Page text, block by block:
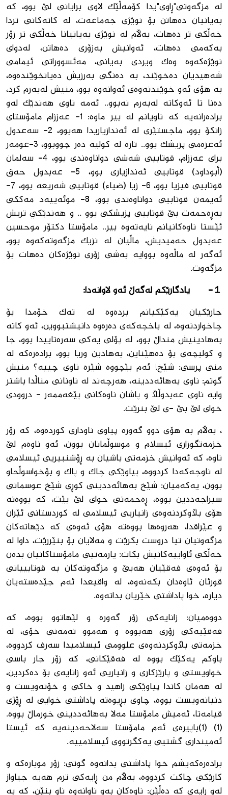
له‌ مزگه‌وتی"ڕاوی"یدا كۆمه‌ڵێک لاوی برایانی لێ بوو، كه‌
به‌یانیان ده‌هاتن بۆ نوێژی جه‌ماعه‌ت، له‌ كاته‌كانی تردا
خه‌ڵكی تر ده‌هات، به‌ڵام له ‌نوێژی به‌یانیانا خه‌ڵكی تر زۆر
به‌كه‌می ده‌هات، ئه‌وانیش به‌زۆری ده‌هاتن، له‌دوای
نوێژه‌كه‌وه‌ وه‌ك ویردی به‌یانی، مه‌ئسووراتی ئیمامی
شه‌هیدیان ده‌خوێند، به‌ ده‌نگی به‌رزيش ده‌یانخوێنده‌وه‌،
به‌ هۆی ئه‌و خوێندنه‌وه‌ی ئه‌وانه‌وه‌ بوو، منیش له‌به‌رم كرد،
ده‌نا تا ئه‌وكاته‌ له‌به‌رم نه‌بوو.. ئه‌مه‌ ناوی هه‌ندێك له‌و
براده‌رانه‌یه‌ كه‌ ناویانم له ‌بیر ماوه‌: 1- عه‌ززام مامۆستای
زانكۆ بوو، ماجستێری له‌ ئه‌ندازیاریدا هه‌بوو، 2- سه‌عدول
ئه‌عزه‌می پزیشك بوو.. تازه‌ له‌ كولیه‌ ده‌ر چووبوو، 3-عومه‌ر
برای عه‌ززام، قوتابیی شه‌شی دواناوه‌ندی بوو، 4- سه‌لمان
(أبوداود) قوتابیی ئه‌ندازیاری بوو، 5- عه‌بدول حه‌ق
قوتابیی فيزيا بوو، 6- زیا (ضیاء) قوتابیی شه‌ريعه‌ بوو، 7-
ئه‌یمەن قوتابیی دواناوه‌ندی بوو، 8- موئه‌ییه‌د مه‌ككی
به‌ڕه‌حمه‌ت بێ قوتابیی پزیشكی بوو .. و هه‌ندێكي تریش
ئێستا ناوه‌كانیانم نایه‌ته‌وه‌ بیر.. مامۆستا دكتۆر موحسین
عه‌بدول حه‌میديش، ماڵیان له‌ نزیك مزگه‌وته‌كه‌وه‌ بوو،
ئه‌گه‌ر له‌ ماڵه‌وه‌ بووایه‌ به‌شی زۆری نوێژه‌كان ده‌هات بۆ
مزگەوت.
１-
یادگارێکم لەگەڵ ئەو لاوانەدا:
جارێكیان یه‌كێكیانم برده‌وه‌ له ‌ته‌ك خۆمدا بۆ
چاخواردنه‌وه‌، له‌ باخچه‌كه‌ی ده‌ره‌وه‌ دانیشتبووین، ئه‌و كاته‌
به‌هادینیش منداڵ بوو، له‌ پۆلی یه‌كی سه‌ره‌تاییدا بوو، چا
و كولیچه‌ی بۆ ده‌هێناین، به‌هادین وریا بوو، براده‌ره‌كه‌ له‌
منی پرسی: شێخ! ئه‌م بێچووه‌ شێره‌ ناوی چییه‌؟ منیش
گوتم: ناوی به‌هائەددینه‌، هه‌رچه‌ند له‌ ناونانی مناڵدا باشتر
وایه‌ ناوی عه‌بدوڵڵا و پاشان ناوه‌كانی پێغه‌ممه‌ر - دروودی
خوای لێ بێ -ی لێ بنرێت.
، به‌ڵام به‌ هۆی دوو گه‌وره‌ پیاوی ناوداری كورده‌وه،‌ کە زۆر
خزمەتگوزاری ئیسلام و موسوڵمانان بوون، ئه‌و ناوه‌م لێ
ناوه‌، كه‌ ئه‌وانیش خزمه‌تی باشیان به‌ ڕۆشنبیریی ئیسلامی
له ‌ناوچه‌كه‌دا كردووه‌، پیاوێكی چاك و پاك و بۆخواسوڵحاو
بوون، یه‌كه‌میان: شێخ به‌هائەددینی كوڕی شێخ عوسمانی
سيراجەددین بووه‌، ڕەحمەتی خوای لێ بێت، كه بووه‌ته‌
هۆی بڵاوكردنه‌وه‌ی‌ زانیاریی ئیسلامی له‌ كوردستانی ئێران
و عێراقدا، هەروەها بووەتە هۆی ئەوەی کە دێهاته‌كان
مزگه‌وتیان تیا دروست بكرێت و مه‌لایان بۆ بنێررێت، داوا له
‌خه‌ڵكی ئاواییه‌كانیش بكات: یارمه‌تیی مامۆستاكانیان بده‌ن
بۆ ئه‌وه‌ی فه‌قێیان هه‌بێ و مزگه‌وته‌كان به‌ قوتابییانی
قورئان ئاوه‌دان بكه‌نه‌وه‌، له‌ واقیعدا ئه‌م جێده‌سته‌یان
دیاره‌، خوا پاداشتی خێریان بداته‌وه.
دووه‌میان: زانایه‌كی زۆر گه‌وره ‌و لێهاتوو ‌بووه، كه‌
فه‌قێیه‌كی زۆری هه‌بووه‌ و هه‌موو ته‌مه‌نی خۆی، له‌
خزمه‌تی بڵاوكردنه‌وه‌ی علوومی ئیسلامیدا سه‌رف كردووه‌،
باوكم یه‌كێک بووه‌ له‌ فه‌قێكانی، كه‌ زۆر جار باسی
خواویستی و پارێزكاری و زانیاریی ئه‌و زانایه‌ی بۆ ده‌كردین،
له‌ هه‌مان كاتدا پیاوێكی زاهید و خاكی و خۆنه‌ویست و
دنیانه‌ویست بووه‌، چاوی بڕیوه‌ته‌ پاداشتی خوایی له ‌ڕۆژی
قیامه‌تا، ئه‌میش مامۆستا مه‌لا به‌هائەددینی خورماڵ بووه‌.
(1) (1)باپیره‌ی ئه‌م مامۆستا سه‌لاحه‌دینه‌یه‌ كه‌ ئیستا
ئه‌مینداری گشتیی یه‌كگرتووی ئیسلامییه‌.
براده‌ره‌كه‌یشم خوا پاداشتی بداته‌وه‌ گوتی: زۆر موباره‌كه‌ و
كارێكی چاكت كردووه‌، به‌ڵام من ڕایه‌كی ترم هه‌یه‌ جیاواز
له‌و ڕایه‌ی كه‌ ده‌ڵێن: ناوه‌كان به‌و ناوانه‌وه‌ ناو بنێن، كه‌ به‌